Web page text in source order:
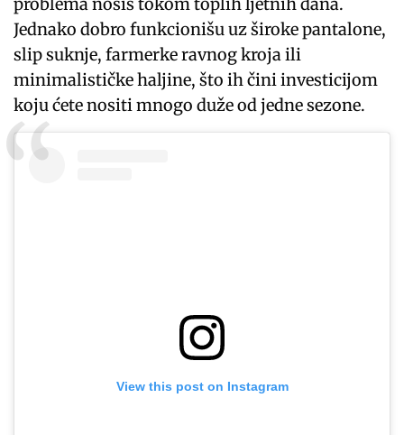
Jednako dobro funkcionišu uz široke pantalone,
slip suknje, farmerke ravnog kroja ili
minimalističke haljine, što ih čini investicijom
koju ćete nositi mnogo duže od jedne sezone.
View this post on Instagram